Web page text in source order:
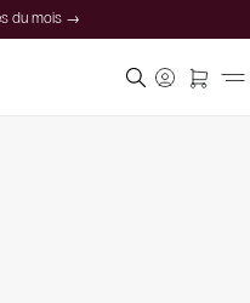
du mois →